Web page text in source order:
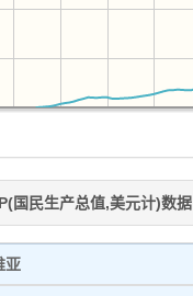
国民生产总值,美元计)数据
亚